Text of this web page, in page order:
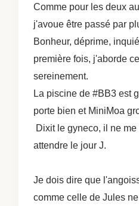
Comme pour les deux
j'avoue être passé par
Bonheur, déprime,
première fois, j'aborde
sereinement.
La piscine de #BB3 est
porte bien et MiniMoa
Dixit le gyneco, il ne
attendre le jour J.
Je dois dire que
comme celle de Jules